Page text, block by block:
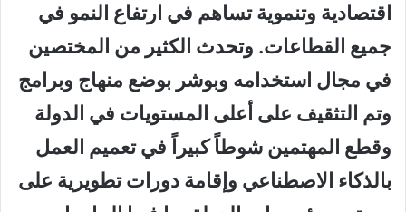
اقتصادية وتنموية تساهم في ارتفاع النمو في
جميع القطاعات. وتحدث ا لكثير من المختصين
في مجال استخدامه وبوشر بوضع منهاج وبرامج
وتم التثقيف على أعلى المستويات في الدولة
وقطع المهتمين شوطاكبيرا
في تعميم العمل
بالذكاء الاصطناعي وإقامة دورات تطويرية على